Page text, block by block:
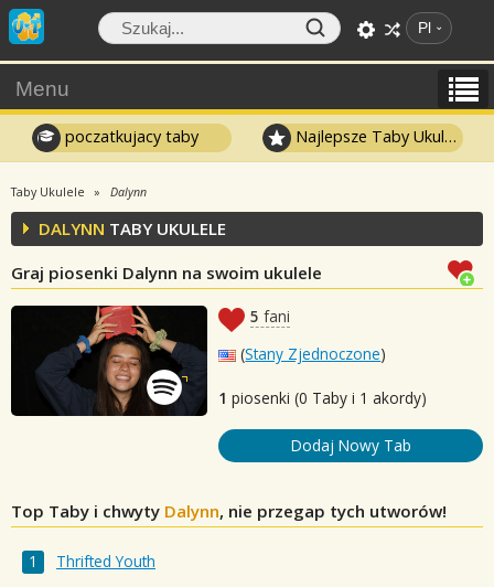
Pl
Menu
poczatkujacy taby Najlepsze Taby Ukulele
Taby Ukulele Dalynn
DALYNN TABY UKULELE
Graj piosenki Dalynn na swoim ukulele
5 fani
(Stany Zjednoczone)
1 piosenki (0 Taby i 1 akordy)
Dodaj Nowy Tab
Top Taby i chwyty Dalynn, nie przegap tych utworów!
Thrifted Youth